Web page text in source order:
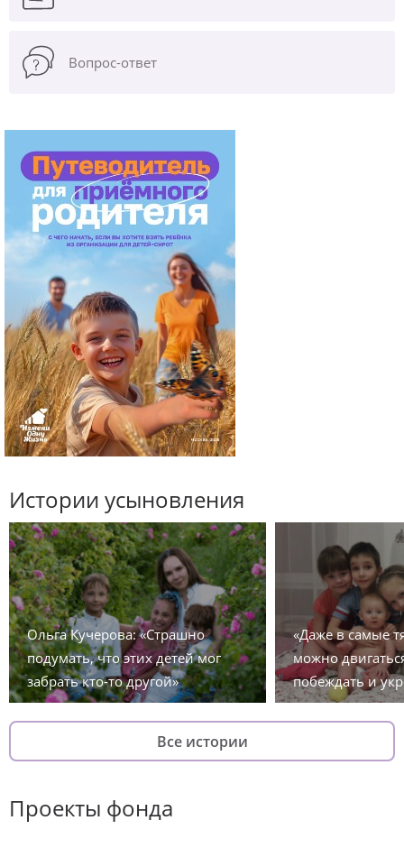
Вопрос-ответ
Истории усыновления
Ольга Кучерова: «Страшно
подумать, что этих детей мог
забрать кто-то другой»
«Даже в самые
можно
побеждать и
Все истории
Проекты фонда